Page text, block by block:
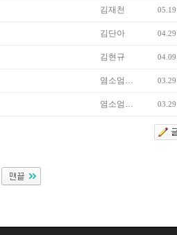
김재천 05.19
김단아 04.29
김현규 04.09
염소엄… 03.29
염소엄… 03.29